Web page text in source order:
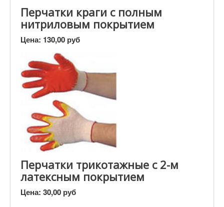
Перчатки краги с полным
нитриловым покрытием
Цена: 130,00 руб
Перчатки трикотажные с 2-м
латексным покрытием
Цена: 30,00 руб